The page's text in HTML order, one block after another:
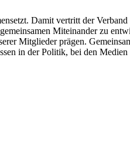
Damit vertritt der
Miteinander zu
Mitglieder prägen.
in der Politik, bei den